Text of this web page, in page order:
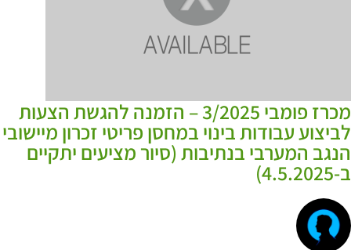
מכרז פומבי 3/2025 – הזמנה להגשת הצעות
לביצוע עבודות בינוי במחסן פריטי זכרון מיישובי
הנגב המערבי בנתיבות (סיור מציעים יתקיים
ב-4.5.2025)